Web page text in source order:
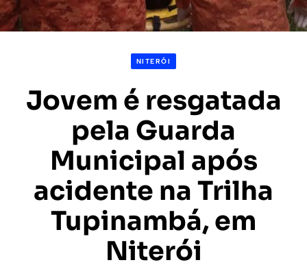
NITERÓI
Jovem é resgatada
pela Guarda
Municipal após
acidente na Trilha
Tupinambá, em
Niterói